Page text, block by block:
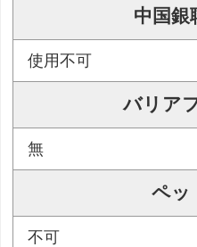
中国銀
使用不可
バリア
無
ペッ
不可